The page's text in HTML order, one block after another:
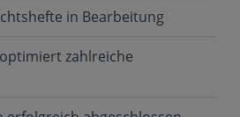
in Bearbeitung
zahlreiche